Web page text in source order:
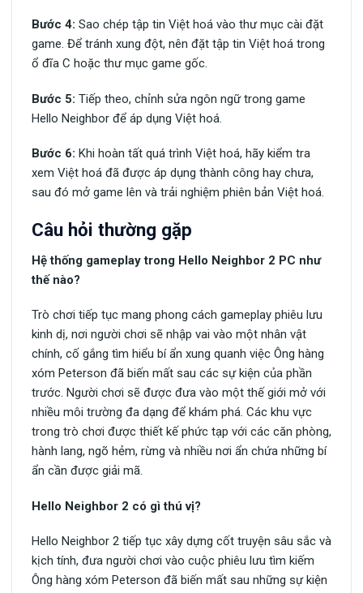
Bước 4: Sao chép tập tin Việt hoá vào thư mục cài đặt
game. Để tránh xung đột, nên đặt tập tin Việt hoá trong
ổ đĩa C hoặc thư mục game gốc.
Bước 5: Tiếp theo, chỉnh sửa ngôn ngữ trong game
Hello Neighbor để áp dụng Việt hoá.
Bước 6: Khi hoàn tất quá trình Việt hoá, hãy kiểm tra
xem Việt hoá đã được áp dụng thành công hay chưa,
sau đó mở game lên và trải nghiệm phiên bản Việt hoá.
Câu hỏi thường gặp
Hệ thống gameplay trong Hello Neighbor 2 PC như
thế nào?
Trò chơi tiếp tục mang phong cách gameplay phiêu lưu
kinh dị, nơi người chơi sẽ nhập vai vào một nhân vật
chính, cố gắng tìm hiểu bí ẩn xung quanh việc Ông hàng
xóm Peterson đã biến mất sau các sự kiện của phần
trước. Người chơi sẽ được đưa vào một thế giới mở với
nhiều môi trường đa dạng để khám phá. Các khu vực
trong trò chơi được thiết kế phức tạp với các căn phòng,
hành lang, ngõ hẻm, rừng và nhiều nơi ẩn chứa những bí
ẩn cần được giải mã.
Hello Neighbor 2 có gì thú vị?
Hello Neighbor 2 tiếp tục xây dựng cốt truyện sâu sắc và
kịch tính, đưa người chơi vào cuộc phiêu lưu tìm kiếm
Ông hàng xóm Peterson đã biến mất sau những sự kiện